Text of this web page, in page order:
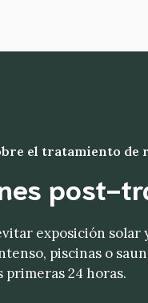
el tratamiento de
post-
exposición
piscinas o
24 horas.